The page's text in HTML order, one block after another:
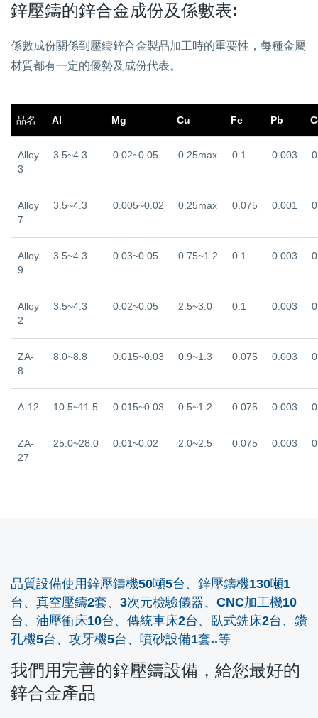
鋅壓鑄的鋅合金成份及係數表:
係數成份關係到壓鑄鋅合金製品加工時的重要性，每種金屬
材質都有一定的優勢及成份代表。
品名 Al Mg Cu Fe Pb
Alloy
3
3.5~4.3 0.02~0.05 0.25max 0.1 0.003
Alloy
7
3.5~4.3 0.005~0.02 0.25max 0.075 0.001
Alloy
9
3.5~4.3 0.03~0.05 0.75~1.2 0.1 0.003
Alloy
2
3.5~4.3 0.02~0.05 2.5~3.0 0.1 0.003
ZA-
8
8.0~8.8 0.015~0.03 0.9~1.3 0.075 0.003
A-12 10.5~11.5 0.015~0.03 0.5~1.2 0.075 0.003
ZA-
27
25.0~28.0 0.01~0.02 2.0~2.5 0.075 0.003
品質設備使用鋅壓鑄機50噸5台、鋅壓鑄機130噸1
台、真空壓鑄2套、3次元檢驗儀器、CNC加工機10
台、油壓衝床10台、傳統車床2台、臥式銑床2台、鑽
孔機5台、攻牙機5台、噴砂設備1套..等
我們用完善的鋅壓鑄設備，給您最好的
鋅合金產品